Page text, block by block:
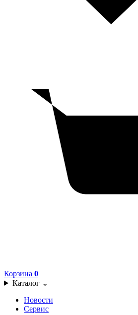
Корзина 0
Каталог ⌄
Новости
Сервис